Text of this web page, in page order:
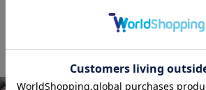
COORDINATE